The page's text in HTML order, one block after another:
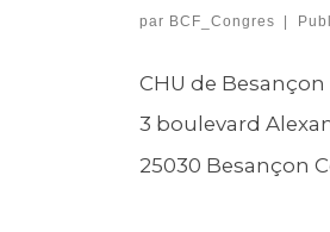
par BCF_Congres
CHU de Besançon
3 boulevard
25030 Besançon